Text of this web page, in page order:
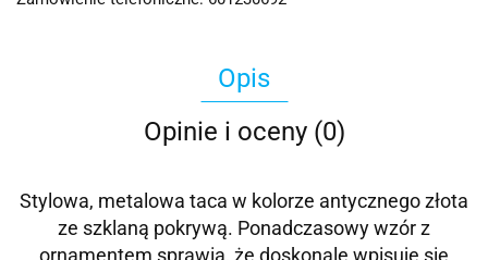
Opis
Opinie i oceny (0)
Stylowa, metalowa taca w kolorze antycznego złota
ze szklaną pokrywą. Ponadczasowy wzór z